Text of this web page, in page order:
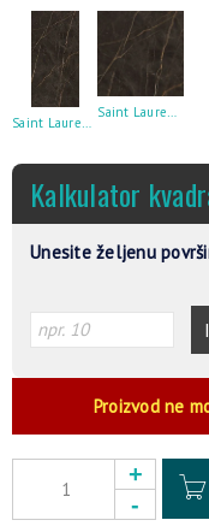
Saint Laurent Lcp Rett 60X120
Saint Laurent Mat Rett 60X60
Kalkulator
Unesite željenu
Proizvod ne